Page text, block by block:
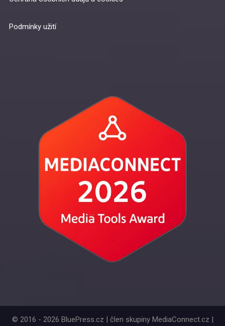
Podmínky užití
© 2016 - 2026 BluePress.cz | člen skupiny MediaConnect.cz |